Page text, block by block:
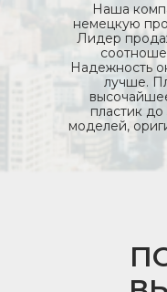
Наша
немецкую
Лидер
Надежность
лучше.
пластик
моделей,